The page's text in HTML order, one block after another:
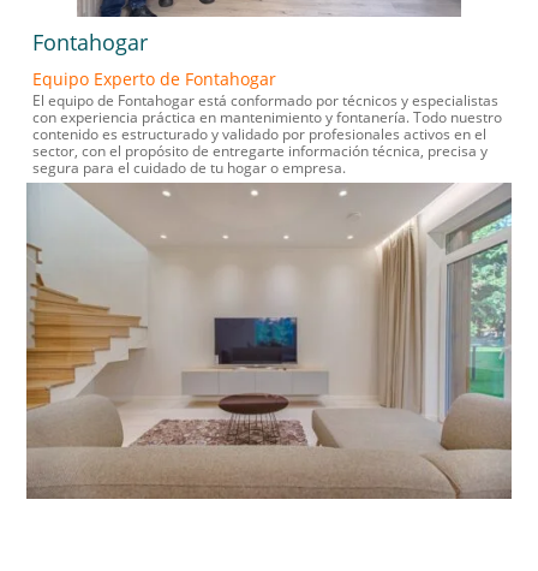
Fontahogar
Equipo Experto de Fontahogar
El equipo de Fontahogar está conformado por técnicos y especialistas
con experiencia práctica en mantenimiento y fontanería. Todo nuestro
contenido es estructurado y validado por profesionales activos en el
sector, con el propósito de entregarte información técnica, precisa y
segura para el cuidado de tu hogar o empresa.